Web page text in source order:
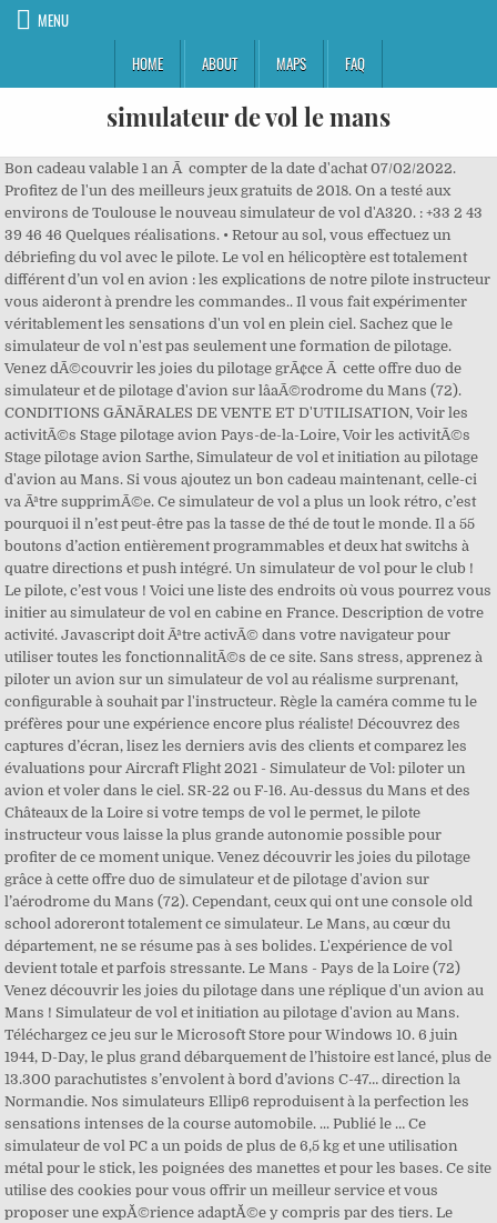
MENU
HOME
ABOUT MAPS FAQ
simulateur de vol le mans
Bon cadeau valable 1 an Ã compter de la date d'achat 07/02/2022. Profitez de l'un des meilleurs jeux gratuits de 2018. On a testé aux environs de Toulouse le nouveau simulateur de vol d'A320. : +33 2 43 39 46 46 Quelques réalisations. • Retour au sol, vous effectuez un débriefing du vol avec le pilote. Le vol en hélicoptère est totalement différent d’un vol en avion : les explications de notre pilote instructeur vous aideront à prendre les commandes.. Il vous fait expérimenter véritablement les sensations d'un vol en plein ciel. Sachez que le simulateur de vol n'est pas seulement une formation de pilotage. Venez dÃ©couvrir les joies du pilotage grÃ¢ce Ã cette offre duo de simulateur et de pilotage d'avion sur lâaÃ©rodrome du Mans (72). CONDITIONS GÃNÃRALES DE VENTE ET D'UTILISATION, Voir les activitÃ©s Stage pilotage avion Pays-de-la-Loire, Voir les activitÃ©s Stage pilotage avion Sarthe, Simulateur de vol et initiation au pilotage d'avion au Mans. Si vous ajoutez un bon cadeau maintenant, celle-ci va Ãªtre supprimÃ©e. Ce simulateur de vol a plus un look rétro, c’est pourquoi il n’est peut-être pas la tasse de thé de tout le monde. Il a 55 boutons d’action entièrement programmables et deux hat switchs à quatre directions et push intégré. Un simulateur de vol pour le club ! Le pilote, c’est vous ! Voici une liste des endroits où vous pourrez vous initier au simulateur de vol en cabine en France. Description de votre activité. Javascript doit Ãªtre activÃ© dans votre navigateur pour utiliser toutes les fonctionnalitÃ©s de ce site. Sans stress, apprenez à piloter un avion sur un simulateur de vol au réalisme surprenant, configurable à souhait par l'instructeur. Règle la caméra comme tu le préfères pour une expérience encore plus réaliste! Découvrez des captures d’écran, lisez les derniers avis des clients et comparez les évaluations pour Aircraft Flight 2021 - Simulateur de Vol: piloter un avion et voler dans le ciel. SR-22 ou F-16. Au-dessus du Mans et des Châteaux de la Loire si votre temps de vol le permet, le pilote instructeur vous laisse la plus grande autonomie possible pour profiter de ce moment unique. Venez découvrir les joies du pilotage grâce à cette offre duo de simulateur et de pilotage d'avion sur l’aérodrome du Mans (72). Cependant, ceux qui ont une console old school adoreront totalement ce simulateur. Le Mans, au cœur du département, ne se résume pas à ses bolides. L'expérience de vol devient totale et parfois stressante. Le Mans - Pays de la Loire (72) Venez découvrir les joies du pilotage dans une réplique d'un avion au Mans ! Simulateur de vol et initiation au pilotage d'avion au Mans. Téléchargez ce jeu sur le Microsoft Store pour Windows 10. 6 juin 1944, D-Day, le plus grand débarquement de l’histoire est lancé, plus de 13.300 parachutistes s’envolent à bord d’avions C-47… direction la Normandie. Nos simulateurs Ellip6 reproduisent à la perfection les sensations intenses de la course automobile. ... Publié le … Ce simulateur de vol PC a un poids de plus de 6,5 kg et une utilisation métal pour le stick, les poignées des manettes et pour les bases. Ce site utilise des cookies pour vous offrir un meilleur service et vous proposer une expĂ©rience adaptĂ©e y compris par des tiers. Le Mans - Pays de la Loire (72) dès 124 € Simulateur de vol et initiation au pilotage d'avion au Mans. Notre Service Client est ouvert du lundi au vendredi de 9h Ă 17h. 9 mai 2019 - Découvrez le tableau "Simulateur de vol" de hussard324 sur Pinterest. Un simulateur de vol pour le club Nous voilà équipés d’un superbe simulateur de vol pour illustrer les cours théoriques sur la mania, l’utilisation des VOR ou ADF, triangulation… attéros vent de travers, ou s’entraîner à faire des nav’ les jours de mauvais temps dans le monde réel. Partez à la découverte du Mans lors d'un stage d'initiation au pilotage avion durant lequel vous serez aux commandes de l'appareil. Le simulateur mis à la disposition du collège est un brevet déposé par la FFVV. Simulateur de vol en avion au Mans. Essaie de démarrer et de contrôler un avion sans te crasher dans ce simulateur de vol en ligne. CONDITIONS GĂ‰NĂ‰RALES DE VENTE ET D'UTILISATION, Infini Pass Simulateur de Vol & de Pilotage, Simulateur de vol et initiation au pilotage d'avion au Mans, Simulation avion de ligne expĂ©rience vol scĂ©narisĂ© Ă Cholet. Il vous suffit de brancher le câble dans un port USB et commencer votre simulation. Notre Service Client est ouvert du lundi au vendredi de 9h Ã 17h. ou 4xCBVoir conditions. Toutes vos questions Stage pilotage avion. Dans le Nord-Ouest Revivez cette mythique traversée à bord d’un authentique C-47 d’époque transformé en simulateur de vol High-Tech. AviaSim propose à tout un chacun, débutants ou passionnés, de prendre les commandes d’un simulateur de vol à Rennes, un avion de ligne réplique à l’échelle 1 de l’un des avions de ligne les plus performants du monde. Le simulateur de chute libre est conçu par des ingénieurs en aérodynamique et issue de l'expérience des disciplines du parachutisme. Votre programme. Javascript est dÃ©sactivÃ© dans votre navigateur. Bienvenue sur cette vidéo sur Google Earth, sur ce petit tutoriel sur comment utiliser le simulateur de vol, avec les contrôles. Ensuite, le jeu de simulateur de vol en avion vous offre l'expérience de vol la plus réaliste avec une animation 3D, une expérience de conduite réaliste, un avion et des atterrissages d'urgence. Le Mans - Pays de la Loire (72) 2 avis. Si vous cherchez le meilleur simulateur de vol pour pc, facile et ergonomique, le Thrustmaster T.Flight Hotas X est celui qu’il vous faut selon les comparatifs et les avis 2018. Vous rÃ©servez pour un groupe ou pour un Ã©vÃ¨nement d'entreprise ? ... et petites cités de caractère. Testez nos simulateurs dynamiques de pilotage... Adrénaline et sensations uniques approuvées par les plus grands pilotes. Au programme de votre formation, le survol des paysages normands, de ses terres agricoles, de ses châteaux et surtout de son mythique circuit sur lequel se déroulent les mondialement connues 24h du Mans. Maîtrisez le souffle de la chute libre indoor sur le territoire ligérien. Le simulateur de vol est également une excellente première étape avant de prendre les commandes d’un véritable appareil lors d’une initiation au pilotage. Les hélices propulse l'air vers le haut qui vous soulève de vos pieds et vous maintient en l'air dans un environnement de vol … CTTM 20 rue Thalès de Milet 72000 LE MANS - FRANCE Tél. Simulateur de vol à Rennes. Javascript est dĂ©sactivĂ© dans votre navigateur. Pays De La Loire, Le Mans (FR-72) Pour 1 pers. Ce site utilise des cookies pour vous offrir un meilleur service et vous proposer une expÃ©rience adaptÃ©e y compris par des tiers. Atelier œnologie et dégustation de fromages pour 2 épicuriens ... Disponible dans le coffret cadeau Simulateur de vol. Le partenariat avec l’aéroclub « Les Ailes du Maine Planeur » permet au collège Guillaume Apollinaire de Bouloire d’avoir à disposition, durant une journée, un instructeur et un simulateur de vol. Contactez-nous au 0892 233 616 (0,35â¬/min) ou via notre formulaire de contact, en 3xCB sans frais Depuis le déconfinement, l'instructeur n'est plus dans le cockpit avec vous ! Le simulateur de vol est également une excellente première étape avant de prendre les commandes d’un véritable appareil lors d’une initiation au pilotage. Sensations fortes, adrénaline, réactivité : envolez-vous, bien assis dans votre siège au Mans, dans la Sarthe ! Votre panier contient dÃ©jÃ une rÃ©servation. Pays De La Loire, Le Mans (FR-72) Livraison Gratuite . Retrouvez cette activitÃ© parmi une sÃ©lection de, Cliquez ici pour localiser cette activitÃ© sur la carte. Apprenez comment utiliser le simulateur de vol de Google Earth, une simulation réaliste basée sur des images satellites de haute qualité. Impressionnant de réalisme, le simulateur de vol de Paris reproduit fidèlement le cockpit d'un avion de ligne de type Airbus A320, avec des commandes et des instruments opérationnels et un son HD. Le simulateur de vol en hélicoptère est une réplique fidèle du cockpit d’un hélicoptère Bell 206.. Le simulateur est pour moi un très bon moyen de m’entraîner, j’ai des sensations très proches de la réalité de ma voiture de course, un régal ! Imprimante 3D élastomères; ... Rétro conception d'un simulateur de vol. Amateur de pilotage, débutant ou encore curieux, cette activité répondra aux attentes de chacun. Voir plus d'idées sur le thème simulateur de vol, vol, f 16 cockpit. Javascript doit ĂŞtre activĂ© dans votre navigateur pour utiliser toutes les fonctionnalitĂ©s de ce site. L'atterissage est sans doute la partie la plus difficile alors entraine toi et deviens un pilote expérimenté pour profiter de chaque voyage à travers de magnifiques paysages. C'est aussi une activité de loisirs que vous pouvez offrir comme cadeau à un proche. Votre simulateur de pilotage. Votre agence événementielle INNOV'events Le Mans vous propose son animation Location Simulateur de vol pour dynamiser tous vos événements : team building, séminaire, fête du personnel... Faites bouger vos invités Sarthe en Pays de la Loire ! Vous n’aurez pas à perdre votre temps à chercher les meilleures configurations. L'itinéraire est personnalisable avec le moniteur le jour de l'activité. dès 124 €. (Il en existe deux en France). Téléchargez ce jeu depuis le Microsoft Store pour Windows 10. Attention car tout est possible en vol. Ici c'est Pierre qui s'est transformé en contrôleur aérien. 30 minutes de simulateur de vol; 30 minutes de vol avec instructeur; 1 tracé en 3D du vol; 1 DVD du vol; Remise de diplôme; Âge minimum : 8 ans; Taille maximum : 1,95 m; Poids maximum : 120 kg; Prestation contre-indiquée pour les femmes enceintes et les porteurs de pacemaker; Équipement fourni : casque radio; Prévoir des lunettes de soleil Lire plus . Regardez les captures d’écran, lisez les plus récents commentaires et comparez les éval